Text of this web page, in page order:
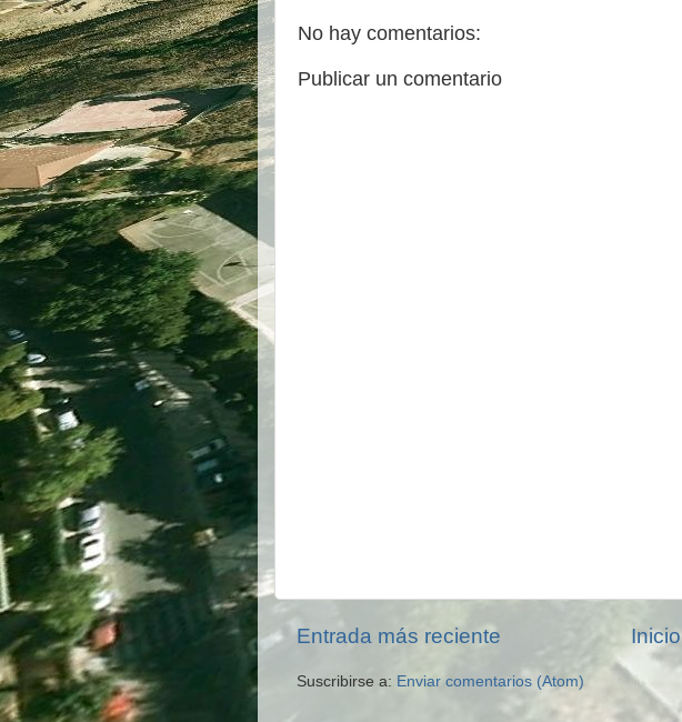
No hay comentarios:
Publicar un comentario
Entrada más reciente Inicio
Suscribirse a: Enviar comentarios (Atom)